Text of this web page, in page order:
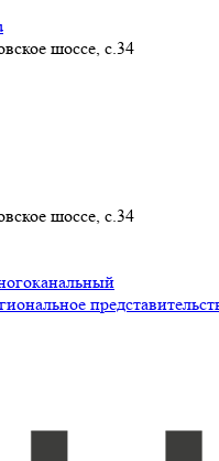
шоссе, с.34
шоссе, с.34